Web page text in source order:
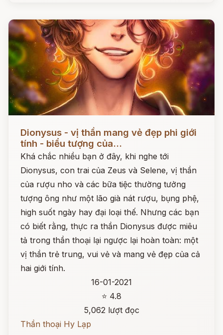
Dionysus - vị thần mang vẻ đẹp phi giới
tính - biểu tượng của...
Khá chắc nhiều bạn ở đây, khi nghe tới
Dionysus, con trai của Zeus và Selene, vị thần
của rượu nho và các bữa tiệc thường tưởng
tượng ông như một lão già nát rượu, bụng phệ,
high suốt ngày hay đại loại thế. Nhưng các bạn
có biết rằng, thực ra thần Dionysus được miêu
tả trong thần thoại lại ngược lại hoàn toàn: một
vị thần trẻ trung, vui vẻ và mang vẻ đẹp của cả
hai giới tính.
16-01-2021
⭐ 4.8
5,062 lượt đọc
Thần thoại Hy Lạp